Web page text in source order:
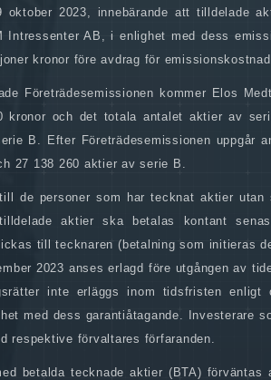
oktober 2023, innebärande att tilldelade
Intressenter AB, i enlighet med dess
kronor före avdrag för
Företrädesemissionen kommer Elos
kronor och det totala antalet aktier av
B. Efter Företrädesemissionen
27 138 260 aktier av serie B.
de personer som har tecknat aktier
aktier ska betalas kontant
till tecknaren (betalning som initieras
2023 anses erlagd före utgången av
inte erläggs inom tidsfristen
med dess garantiåtagande. Investerare
respektive förvaltares förfaranden.
betalda tecknade aktier (BTA)